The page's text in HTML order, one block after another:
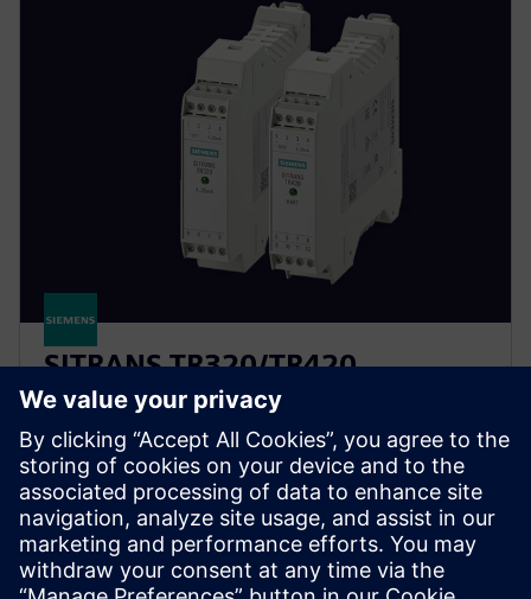
SITRANS TR320/TR420
Biztosítsa a folyamatos mérést a SITRANS TH420
készülékkel. Forró biztonsági mentési funkciója
automatikusan meghibásodásra kapcsolja az
érzékelőket, megakadályozva az adatvesztést és a
termelés leállítását.